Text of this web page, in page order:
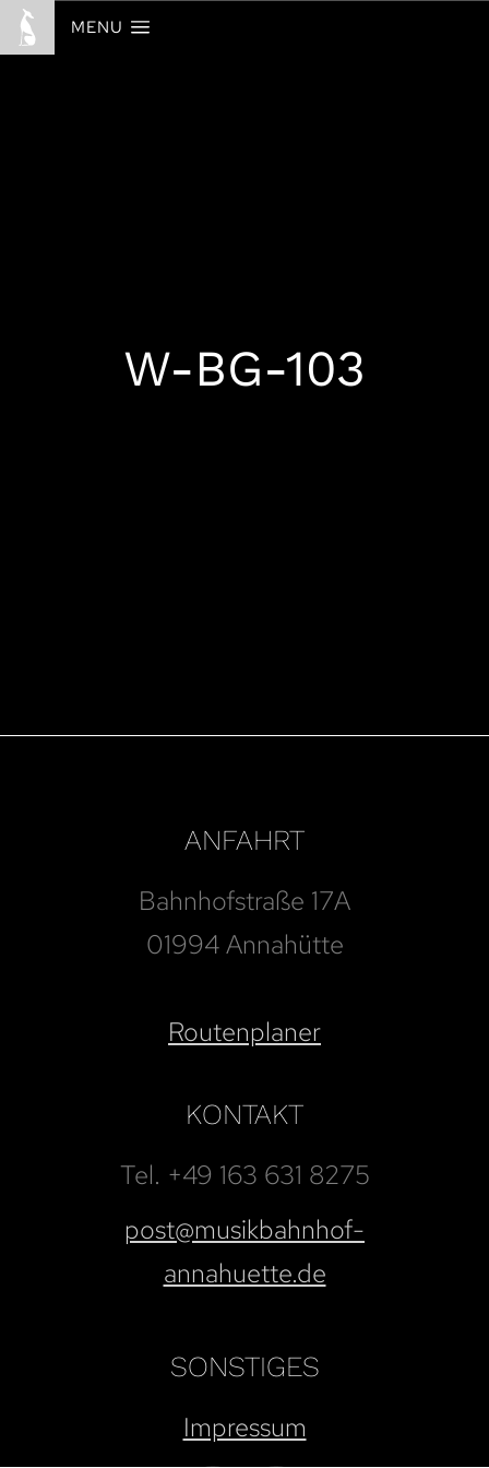
MENU
W-BG-103
ANFAHRT
Bahnhofstraße 17A
01994 Annahütte
Routenplaner
KONTAKT
Tel. +49 163 631 8275
post@musikbahnhof-
annahuette.de
SONSTIGES
Impressum